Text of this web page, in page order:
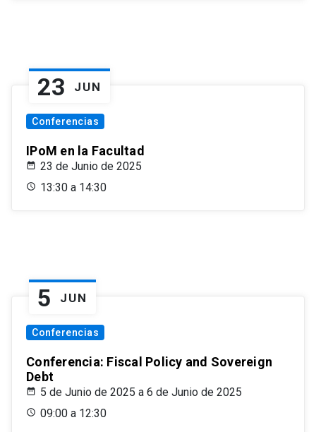
23 JUN
Conferencias
IPoM en la Facultad
23 de Junio de 2025
13:30 a 14:30
5 JUN
Conferencias
Conferencia: Fiscal Policy and Sovereign
Debt
5 de Junio de 2025 a 6 de Junio de 2025
09:00 a 12:30